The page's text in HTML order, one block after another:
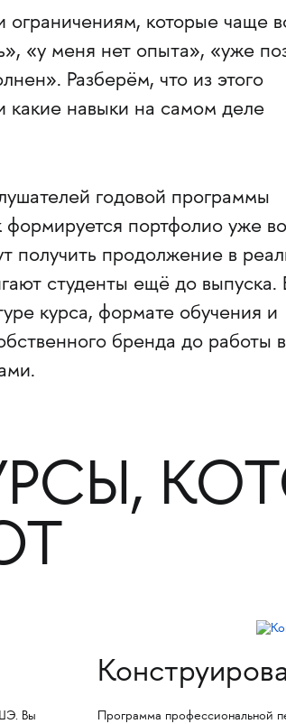
которые чаще
«у меня нет опыта», «уже
Разберём, что из этого
какие навыки на самом деле
годовой программы
портфолио уже во
получить продолжение в
студенты ещё до выпуска.
курса, формате обучения и
бренда до работы в
Вы
Программа